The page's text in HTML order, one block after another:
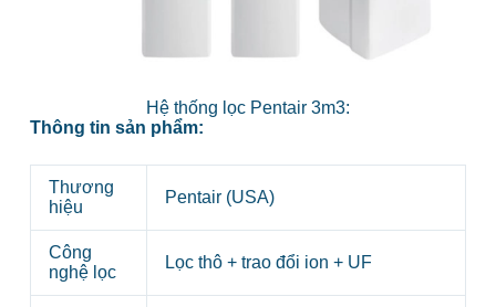
Hệ thống lọc Pentair 3m3:
Thông tin sản phẩm:
Thương
hiệu
Pentair (USA)
Công
nghệ lọc
Lọc thô + trao đổi ion + UF